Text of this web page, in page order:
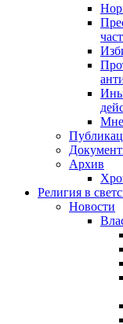
Архив
Религия в
Новости